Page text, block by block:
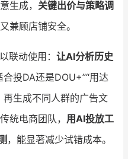
生成， 关键出价与策略调
兼顾店铺安全。
联动使用： 让AI分析历史
合投DA还是DOU+”“用达
再生成不同人群的广告文
统电商团队， 用AI投放工
，能显著减少试错成本。